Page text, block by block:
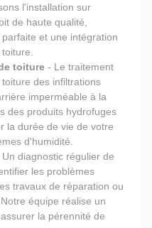
l'installation sur
de haute qualité,
et une intégration
toiture - Le traitement
des infiltrations
imperméable à la
des produits hydrofuges
la durée de vie de votre
d'humidité.
Un diagnostic régulier de
les problèmes
travaux de réparation ou
équipe réalise un
la pérennité de